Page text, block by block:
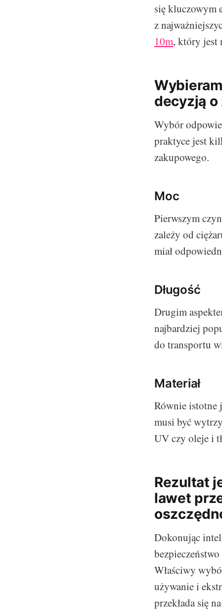
się kluczowym
z
10m, który jest
decyzją
Wybór
praktyce jest
zakupowego.
Moc
Pierwszym
zależy od
miał
Długość
Drugim
najbardziej
do transportu
Materiał
Równie istotne
musi być
UV czy oleje i
Rezultat
lawet
Dokonując
Właściwy
używanie i
przekłada się